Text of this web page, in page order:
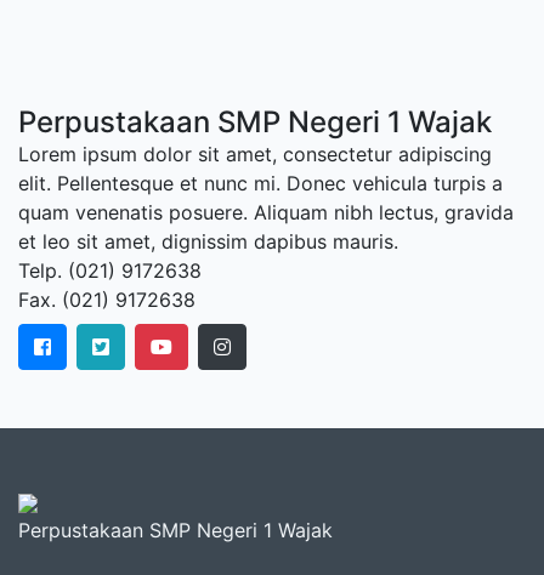
Perpustakaan SMP Negeri 1 Wajak
Lorem ipsum dolor sit amet, consectetur adipiscing
elit. Pellentesque et nunc mi. Donec vehicula turpis a
quam venenatis posuere. Aliquam nibh lectus, gravida
et leo sit amet, dignissim dapibus mauris.
Telp. (021) 9172638
Fax. (021) 9172638
Perpustakaan SMP Negeri 1 Wajak